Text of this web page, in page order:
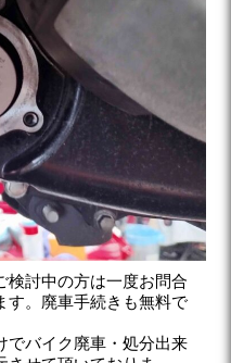
検討中の方は一度お問合
す。廃車手続きも無料で
でバイク廃車・処分出来